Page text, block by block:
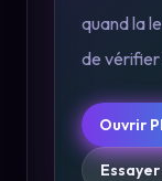
quand la
de vérifier
Ouvrir